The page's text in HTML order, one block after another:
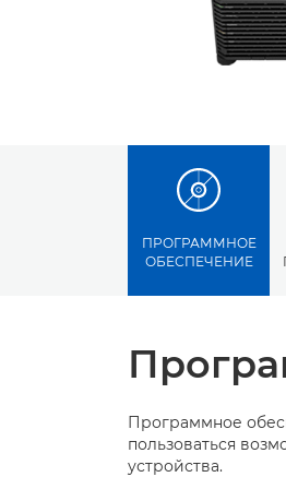
ПРОГРАММНОЕ
ОБЕСПЕЧЕНИЕ
Программное
пользоваться
устройства.